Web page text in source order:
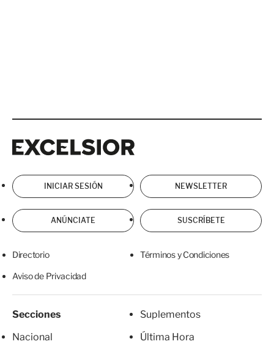
INICIAR SESIÓN NEWSLETTER
ANÚNCIATE SUSCRÍBETE
Directorio Términos y Condiciones
Aviso de Privacidad
Secciones
Nacional
Suplementos
Última Hora